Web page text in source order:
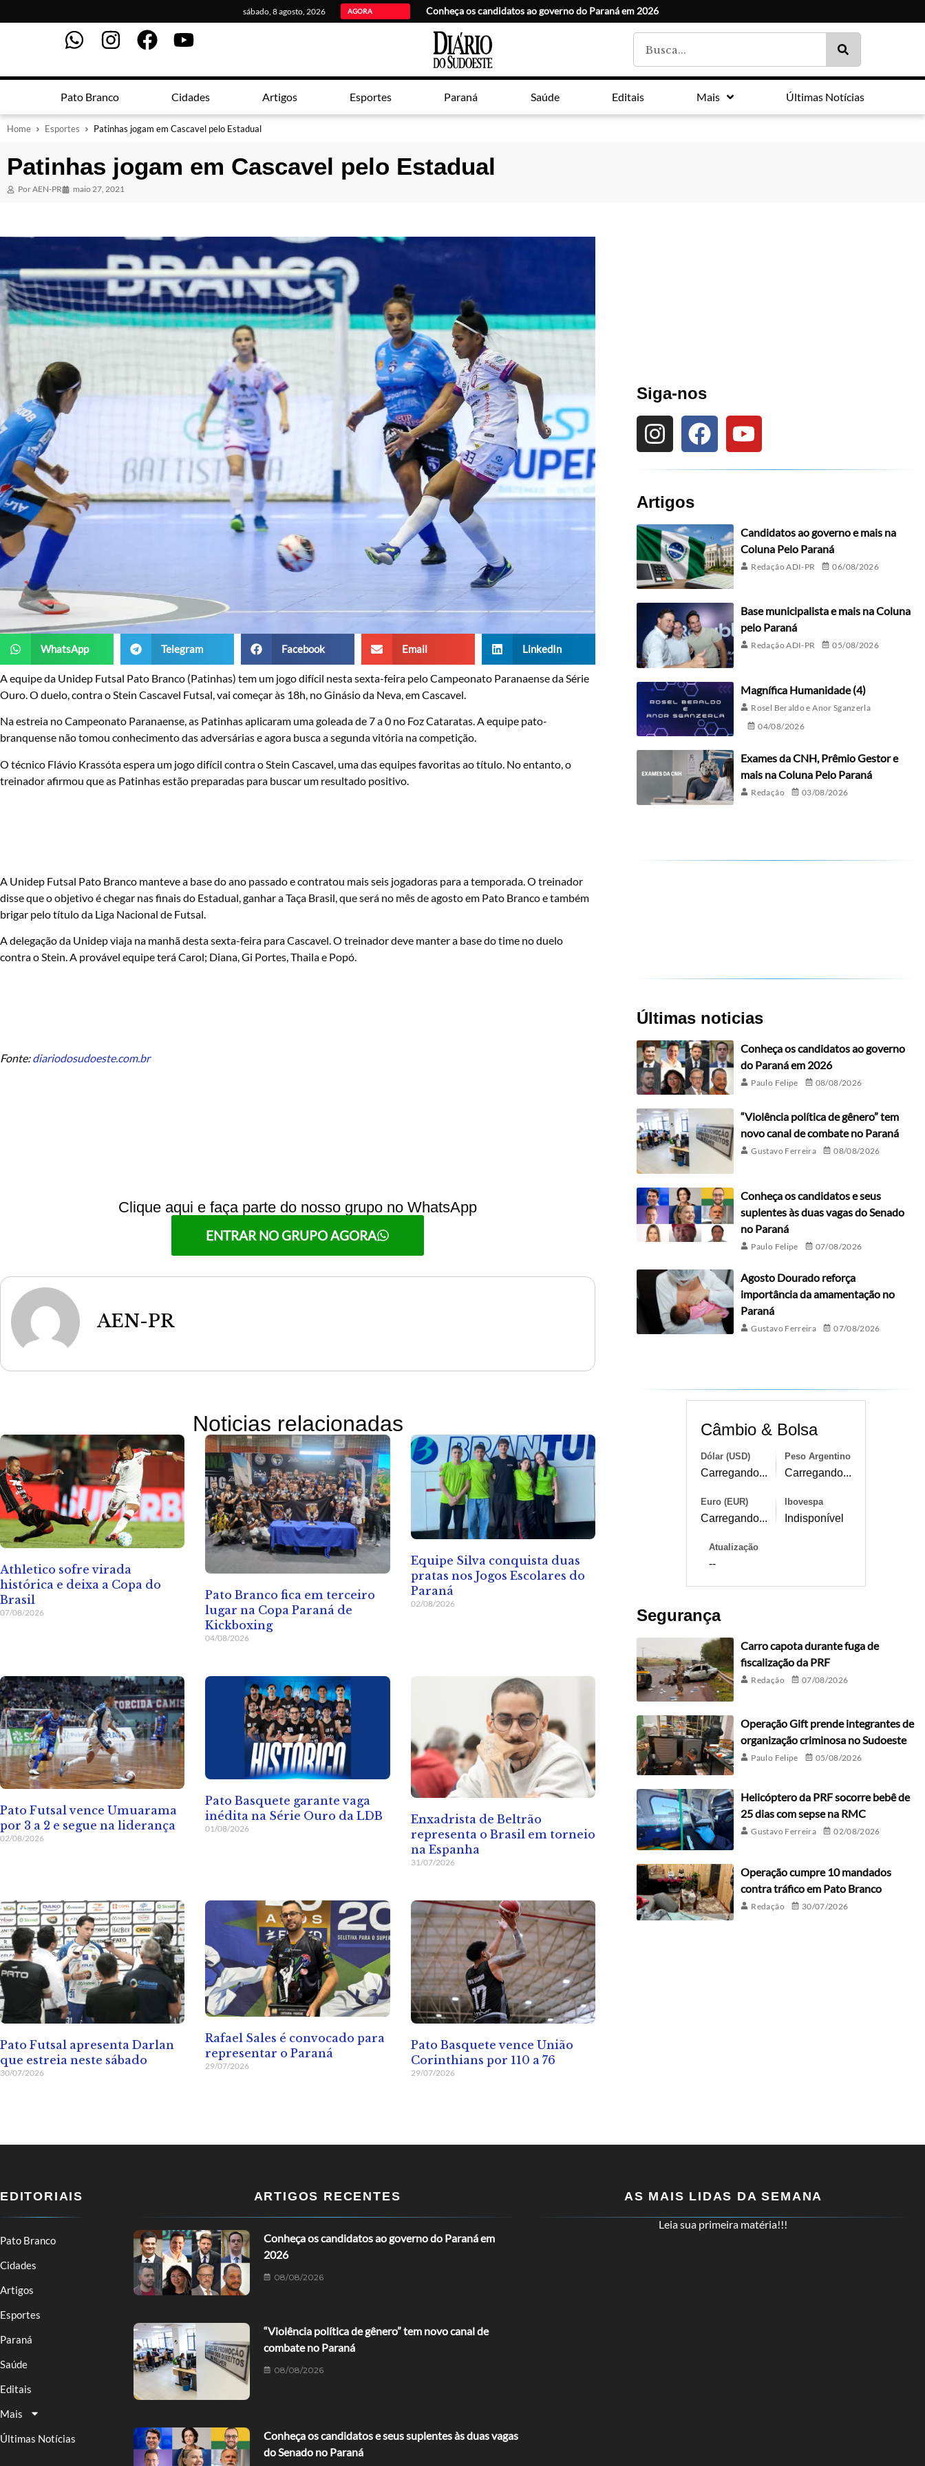
sábado, 8 agosto, 2026 AGORA Conheça os candidatos ao governo do Paraná em 2026
Pato Branco Cidades Artigos Esportes Paraná Saúde Editais Mais Últimas Notícias
Home Esportes Patinhas jogam em Cascavel pelo Estadual
Patinhas jogam em Cascavel pelo Estadual
PorAEN-PR maio 27, 2021
WhatsApp Telegram Facebook Email LinkedIn
A equipe da Unidep Futsal Pato Branco (Patinhas) tem um jogo difícil nesta sexta-feira pelo Campeonato Paranaense da Série
Ouro. O duelo, contra o Stein Cascavel Futsal, vai começar às 18h, no Ginásio da Neva, em Cascavel.
Na estreia no Campeonato Paranaense, as Patinhas aplicaram uma goleada de 7 a 0 no Foz Cataratas. A equipe pato-
branquense não tomou conhecimento das adversárias e agora busca a segunda vitória na competição.
O técnico Flávio Krassóta espera um jogo difícil contra o Stein Cascavel, uma das equipes favoritas ao título. No entanto, o
treinador afirmou que as Patinhas estão preparadas para buscar um resultado positivo.
A Unidep Futsal Pato Branco manteve a base do ano passado e contratou mais seis jogadoras para a temporada. O treinador
disse que o objetivo é chegar nas finais do Estadual, ganhar a Taça Brasil, que será no mês de agosto em Pato Branco e também
brigar pelo título da Liga Nacional de Futsal.
A delegação da Unidep viaja na manhã desta sexta-feira para Cascavel. O treinador deve manter a base do time no duelo
contra o Stein. A provável equipe terá Carol; Diana, Gi Portes, Thaila e Popó.
Fonte:diariodosudoeste.com.br
Clique aqui e faça parte do nosso grupo no WhatsApp
ENTRAR NO GRUPO AGORA
AEN-PR
Noticias relacionadas
Athletico sofre virada
histórica e deixa a Copa do
Brasil
07/08/2026
Pato Branco fica em terceiro
lugar na Copa Paraná de
Kickboxing
04/08/2026
Equipe Silva conquista duas
pratas nos Jogos Escolares do
Paraná
02/08/2026
Pato Futsal vence Umuarama
por 3 a 2 e segue na liderança
02/08/2026
Pato Basquete garante vaga
inédita na Série Ouro da LDB
01/08/2026
Enxadrista de Beltrão
representa o Brasil em torneio
na Espanha
31/07/2026
Pato Futsal apresenta Darlan
que estreia neste sábado
30/07/2026
Rafael Sales é convocado para
representar o Paraná
29/07/2026
Pato Basquete vence União
Corinthians por 110 a 76
29/07/2026
Siga-nos
Artigos
Candidatos ao governo e mais na
Coluna Pelo Paraná
Redação ADI-PR 06/08/2026
Base municipalista e mais na Coluna
pelo Paraná
Redação ADI-PR 05/08/2026
Magnífica Humanidade (4)
Rosel Beraldo e Anor Sganzerla
04/08/2026
Exames da CNH, Prêmio Gestor e
mais na Coluna Pelo Paraná
Redação 03/08/2026
Últimas noticias
Conheça os candidatos ao governo
do Paraná em 2026
Paulo Felipe 08/08/2026
“Violência política de gênero” tem
novo canal de combate no Paraná
Gustavo Ferreira 08/08/2026
Conheça os candidatos e seus
suplentes às duas vagas do Senado
no Paraná
Paulo Felipe 07/08/2026
Agosto Dourado reforça
importância da amamentação no
Paraná
Gustavo Ferreira 07/08/2026
Câmbio & Bolsa
Dólar (USD)
Carregando...
Peso Argentino
Carregando...
Euro (EUR)
Carregando...
Ibovespa
Indisponível
Atualização
--
Segurança
Carro capota durante fuga de
fiscalização da PRF
Redação 07/08/2026
Operação Gift prende integrantes de
organização criminosa no Sudoeste
Paulo Felipe 05/08/2026
Helicóptero da PRF socorre bebê de
25 dias com sepse na RMC
Gustavo Ferreira 02/08/2026
Operação cumpre 10 mandados
contra tráfico em Pato Branco
Redação 30/07/2026
EDITORIAIS
Pato Branco
Cidades
Artigos
Esportes
Paraná
Saúde
Editais
Mais
Últimas Notícias
ARTIGOS RECENTES
Conheça os candidatos ao governo do Paraná em
2026
08/08/2026
“Violência política de gênero” tem novo canal de
combate no Paraná
08/08/2026
Conheça os candidatos e seus suplentes às duas vagas
do Senado no Paraná
AS MAIS LIDAS DA SEMANA
Leia sua primeira matéria!!!